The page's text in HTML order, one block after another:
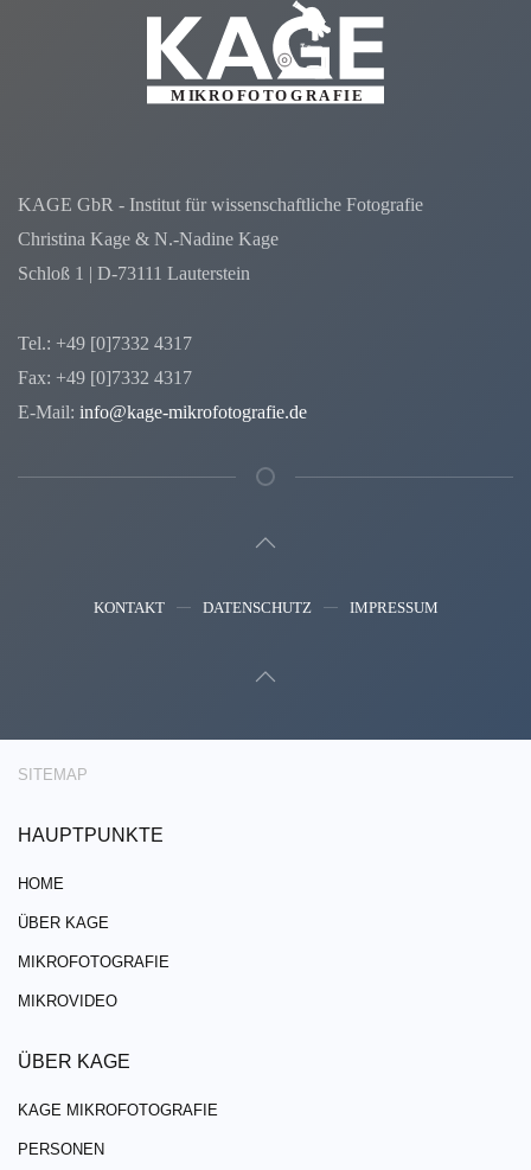
KAGE GbR - Institut für wissenschaftliche Fotografie
Christina Kage & N.-Nadine Kage
Schloß 1 | D-73111 Lauterstein
Tel.: +49 [0]7332 4317
Fax: +49 [0]7332 4317
E-Mail: info@kage-mikrofotografie.de
KONTAKT DATENSCHUTZ IMPRESSUM
SITEMAP
HAUPTPUNKTE
HOME
ÜBER KAGE
MIKROFOTOGRAFIE
MIKROVIDEO
ÜBER KAGE
KAGE MIKROFOTOGRAFIE
PERSONEN